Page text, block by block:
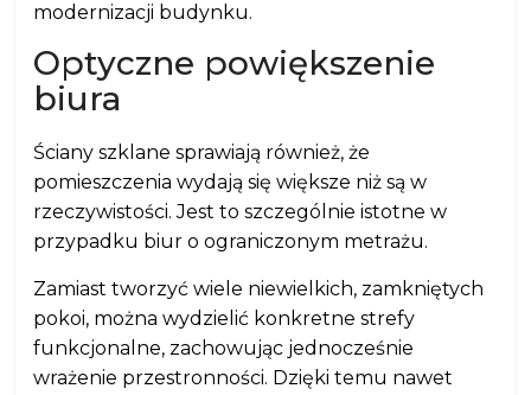
modernizacji budynku.
Optyczne powiększenie
biura
Ściany szklane sprawiają również, że
pomieszczenia wydają się większe niż są w
rzeczywistości. Jest to szczególnie istotne w
przypadku biur o ograniczonym metrażu.
Zamiast tworzyć wiele niewielkich, zamkniętych
pokoi, można wydzielić konkretne strefy
funkcjonalne, zachowując jednocześnie
wrażenie przestronności. Dzięki temu nawet